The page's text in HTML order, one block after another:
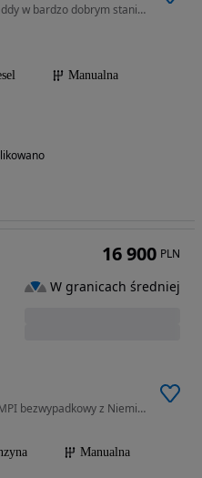
1598 cm3 • 102 KM • Volkswagen Caddy w bardzo dobrym stanie !!
Manualna
1390 cm3 • 80 KM • Śliczny LIFE 1.4 MPI bezwypadkowy z Niemiec Zarejestrowany Gwarancja
Manualna
16 900 PLN
W granicach średniej